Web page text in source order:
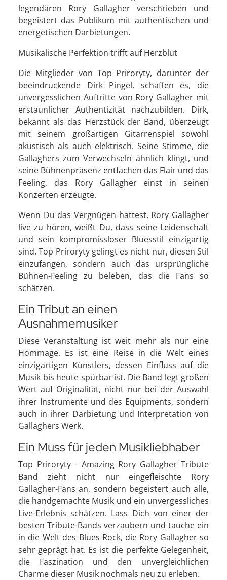
legendären Rory Gallagher verschrieben und
begeistert das Publikum mit authentischen und
energetischen Darbietungen.
Musikalische Perfektion trifft auf Herzblut
Die Mitglieder von Top Priroryty, darunter der
beeindruckende Dirk Pingel, schaffen es, die
unvergesslichen Auftritte von Rory Gallagher mit
erstaunlicher Authentizität nachzubilden. Dirk,
bekannt als das Herzstück der Band, überzeugt
mit seinem großartigen Gitarrenspiel sowohl
akustisch als auch elektrisch. Seine Stimme, die
Gallaghers zum Verwechseln ähnlich klingt, und
seine Bühnenpräsenz entfachen das Flair und das
Feeling, das Rory Gallagher einst in seinen
Konzerten erzeugte.
Wenn Du das Vergnügen hattest, Rory Gallagher
live zu hören, weißt Du, dass seine Leidenschaft
und sein kompromissloser Bluesstil einzigartig
sind. Top Priroryty gelingt es nicht nur, diesen Stil
einzufangen, sondern auch das ursprüngliche
Bühnen-Feeling zu beleben, das die Fans so
schätzen.
Ein Tribut an einen
Ausnahmemusiker
Diese Veranstaltung ist weit mehr als nur eine
Hommage. Es ist eine Reise in die Welt eines
einzigartigen Künstlers, dessen Einfluss auf die
Musik bis heute spürbar ist. Die Band legt großen
Wert auf Originalität, nicht nur bei der Auswahl
ihrer Instrumente und des Equipments, sondern
auch in ihrer Darbietung und Interpretation von
Gallaghers Werk.
Ein Muss für jeden Musikliebhaber
Top Priroryty - Amazing Rory Gallagher Tribute
Band zieht nicht nur eingefleischte Rory
Gallagher-Fans an, sondern begeistert auch alle,
die handgemachte Musik und ein unvergessliches
Live-Erlebnis schätzen. Lass Dich von einer der
besten Tribute-Bands verzaubern und tauche ein
in die Welt des Blues-Rock, die Rory Gallagher so
sehr geprägt hat. Es ist die perfekte Gelegenheit,
die Faszination und den unvergleichlichen
Charme dieser Musik nochmals neu zu erleben.